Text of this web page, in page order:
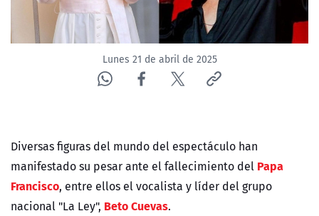
CANAL DE DENUNCIAS
ÁREA DE PROYECTOS
Lunes 21 de abril de 2025
Diversas figuras del mundo del espectáculo han
manifestado su pesar ante el fallecimiento del Papa
Francisco, entre ellos el vocalista y líder del grupo
nacional "La Ley", Beto Cuevas.